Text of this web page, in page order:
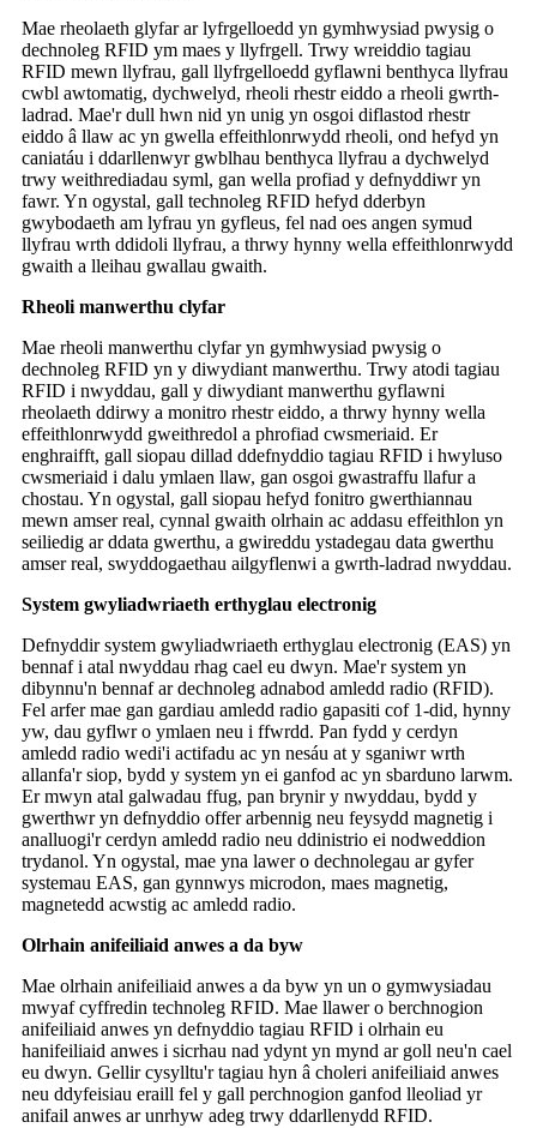
Mae rheolaeth glyfar ar lyfrgelloedd yn gymhwysiad pwysig o
dechnoleg RFID ym maes y llyfrgell. Trwy wreiddio tagiau
RFID mewn llyfrau, gall llyfrgelloedd gyflawni benthyca llyfrau
cwbl awtomatig, dychwelyd, rheoli rhestr eiddo a rheoli gwrth-
ladrad. Mae'r dull hwn nid yn unig yn osgoi diflastod rhestr
eiddo â llaw ac yn gwella effeithlonrwydd rheoli, ond hefyd yn
caniatáu i ddarllenwyr gwblhau benthyca llyfrau a dychwelyd
trwy weithrediadau syml, gan wella profiad y defnyddiwr yn
fawr. Yn ogystal, gall technoleg RFID hefyd dderbyn
gwybodaeth am lyfrau yn gyfleus, fel nad oes angen symud
llyfrau wrth ddidoli llyfrau, a thrwy hynny wella effeithlonrwydd
gwaith a lleihau gwallau gwaith.
Rheoli manwerthu clyfar
Mae rheoli manwerthu clyfar yn gymhwysiad pwysig o
dechnoleg RFID yn y diwydiant manwerthu. Trwy atodi tagiau
RFID i nwyddau, gall y diwydiant manwerthu gyflawni
rheolaeth ddirwy a monitro rhestr eiddo, a thrwy hynny wella
effeithlonrwydd gweithredol a phrofiad cwsmeriaid. Er
enghraifft, gall siopau dillad ddefnyddio tagiau RFID i hwyluso
cwsmeriaid i dalu ymlaen llaw, gan osgoi gwastraffu llafur a
chostau. Yn ogystal, gall siopau hefyd fonitro gwerthiannau
mewn amser real, cynnal gwaith olrhain ac addasu effeithlon yn
seiliedig ar ddata gwerthu, a gwireddu ystadegau data gwerthu
amser real, swyddogaethau ailgyflenwi a gwrth-ladrad nwyddau.
System gwyliadwriaeth erthyglau electronig
Defnyddir system gwyliadwriaeth erthyglau electronig (EAS) yn
bennaf i atal nwyddau rhag cael eu dwyn. Mae'r system yn
dibynnu'n bennaf ar dechnoleg adnabod amledd radio (RFID).
Fel arfer mae gan gardiau amledd radio gapasiti cof 1-did, hynny
yw, dau gyflwr o ymlaen neu i ffwrdd. Pan fydd y cerdyn
amledd radio wedi'i actifadu ac yn nesáu at y sganiwr wrth
allanfa'r siop, bydd y system yn ei ganfod ac yn sbarduno larwm.
Er mwyn atal galwadau ffug, pan brynir y nwyddau, bydd y
gwerthwr yn defnyddio offer arbennig neu feysydd magnetig i
analluogi'r cerdyn amledd radio neu ddinistrio ei nodweddion
trydanol. Yn ogystal, mae yna lawer o dechnolegau ar gyfer
systemau EAS, gan gynnwys microdon, maes magnetig,
magnetedd acwstig ac amledd radio.
Olrhain anifeiliaid anwes a da byw
Mae olrhain anifeiliaid anwes a da byw yn un o gymwysiadau
mwyaf cyffredin technoleg RFID. Mae llawer o berchnogion
anifeiliaid anwes yn defnyddio tagiau RFID i olrhain eu
hanifeiliaid anwes i sicrhau nad ydynt yn mynd ar goll neu'n cael
eu dwyn. Gellir cysylltu'r tagiau hyn â choleri anifeiliaid anwes
neu ddyfeisiau eraill fel y gall perchnogion ganfod lleoliad yr
anifail anwes ar unrhyw adeg trwy ddarllenydd RFID.